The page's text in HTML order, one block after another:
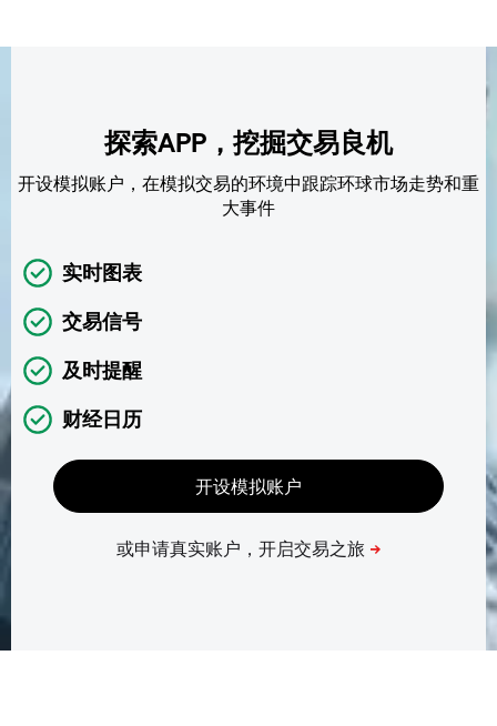
探索APP，挖掘交易良机
开设模拟账户，在模拟交易的环境中跟踪环球市场走势和重
大事件
实时图表
交易信号
及时提醒
财经日历